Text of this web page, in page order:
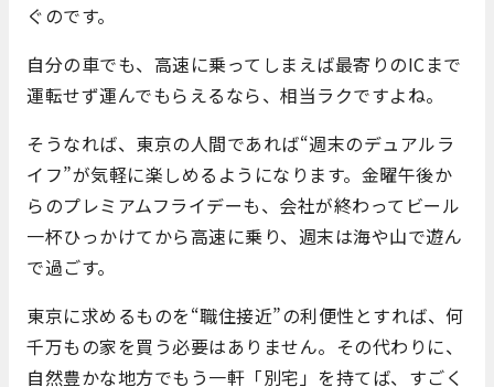
ぐのです。
自分の車でも、高速に乗ってしまえば最寄りのICまで
運転せず運んでもらえるなら、相当ラクですよね。
そうなれば、東京の人間であれば“週末のデュアルラ
イフ”が気軽に楽しめるようになります。金曜午後か
らのプレミアムフライデーも、会社が終わってビール
一杯ひっかけてから高速に乗り、週末は海や山で遊ん
で過ごす。
東京に求めるものを“職住接近”の利便性とすれば、何
千万もの家を買う必要はありません。その代わりに、
自然豊かな地方でもう一軒「別宅」を持てば、すごく